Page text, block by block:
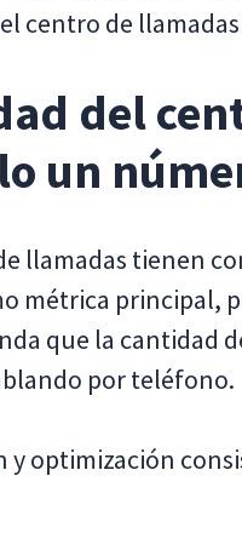
centro de
del
un
llamadas tienen
métrica principal,
que la cantidad
por teléfono.
y optimización